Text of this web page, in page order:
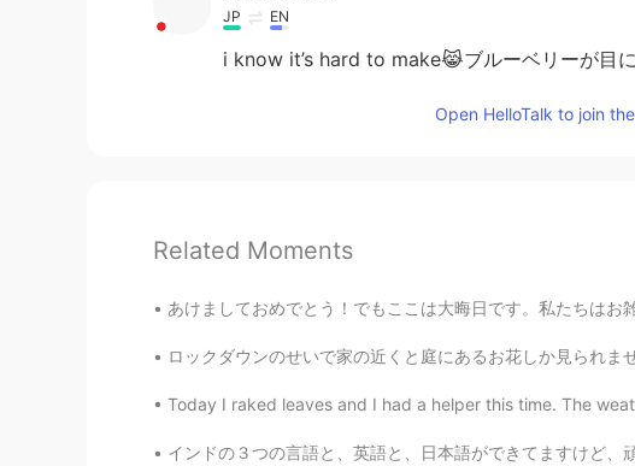
JP EN
i know it’s hard to make😹ブルーベリーが目
Open HelloTalk to join
Related Moments
あけましておめでとう！でもここは大晦日です。私たちはお雑煮を作れています。でも実
ロックダウンのせいで家の近くと庭にあるお花しか見られません。だから来年の春のお花はきっと綺麗だと思いま
Today I raked leaves and I had a helper this time. The
インドの３つの言語と、英語と、日本語ができてますけど、頑張って学んだのは日本語だけです。他の４つは子供